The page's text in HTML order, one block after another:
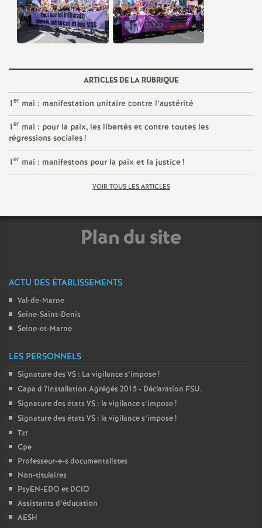
ARTICLES DE LA RUBRIQUE
1er mai : manifestation unitaire contre l’austérité
1er mai : pour la paix, les libertés et contre toutes les
régressions sociales!
1er mai : manifestons pour la paix et la justice!
VOIR TOUS LES ARTICLES
Plan du site
ACTU DES ÉTABLISSEMENTS
Val-de-Marne
Seine-Saint-Denis
Seine-et-Marne
LES PERSONNELS
Signature des VS : La vigilance s’impose!
Capa d ?installation Agrégés 2015 - Déclaration FSU.
Signature des états VS : la vigilance s’impose!
Signature des états VS : la vigilance s’impose!
Tzr
Cpe
Professeur-e-s documentalistes
Non-titulaires
PsyEN-EDO et DCIO
Assistants d’éducation
AESH